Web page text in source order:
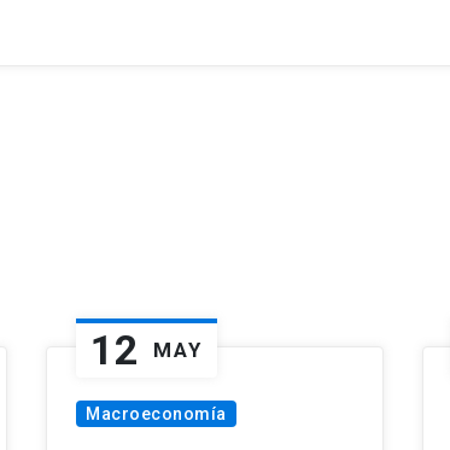
12 MAY
Macroeconomía